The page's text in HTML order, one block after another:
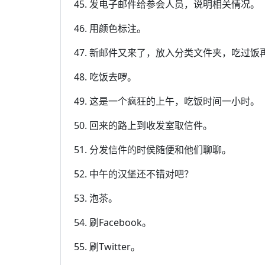
45. 发电子邮件给参会人员，说明相关情况。
46. 用颜色标注。
47. 新邮件又来了，放入分类文件夹，吃过饭
48. 吃饭去啰。
49. 这是一个疯狂的上午，吃饭时间一小时。
50. 回来的路上到收发室取信件。
51. 分发信件的时侯随便和他们聊聊。
52. 中午的汉堡还不错对吧？
53. 泡茶。
54. 刷Facebook。
55. 刷Twitter。